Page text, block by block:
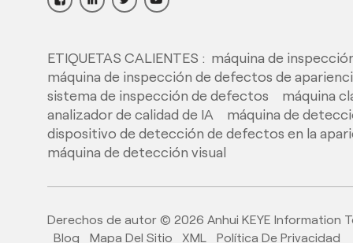
Inspector with Deep
Full Automatic IML
Cup&Container
Inspection System
with The Most
Advance AI
Technology
High Speed Offline
Inspection System for
with AI Deep Learning
ETIQUETAS CALIENTES : máquina de
máquina de inspección de defectos de
sistema de inspección de defectos
máquina
analizador de calidad de IA
máquina de
dispositivo de detección de defectos en la
máquina de detección visual
Derechos de autor © 2026 Anhui KEYE Information
Blog
Mapa Del Sitio XML Política De Privacidad